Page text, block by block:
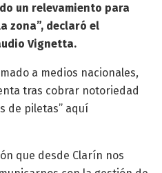
un relevamiento para
zona”, declaró el
Vignetta.
a medios nacionales,
tras cobrar notoriedad
de piletas” aquí
que desde Clarín nos